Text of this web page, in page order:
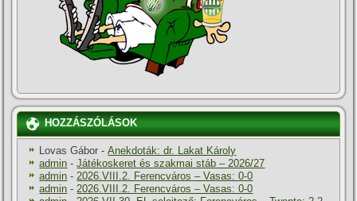
HOZZÁSZÓLÁSOK
Lovas Gábor -Anekdoták: dr. Lakat Károly
admin -Játékoskeret és szakmai stáb – 2026/27
admin - 2026.VIII.2. Ferencváros – Vasas: 0-0
admin - 2026.VIII.2. Ferencváros – Vasas: 0-0